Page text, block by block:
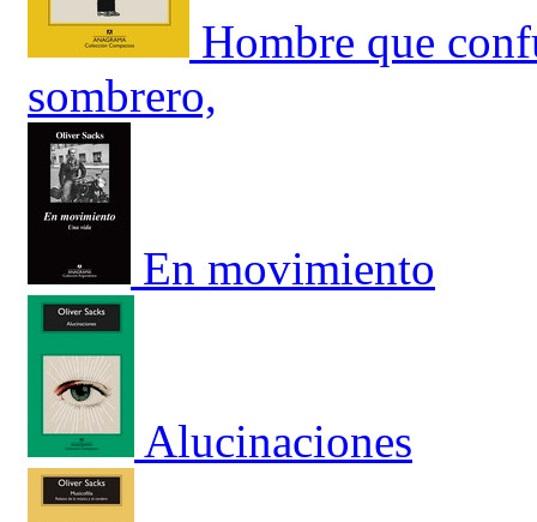
Hombre que
sombrero,
En movimiento
Alucinaciones